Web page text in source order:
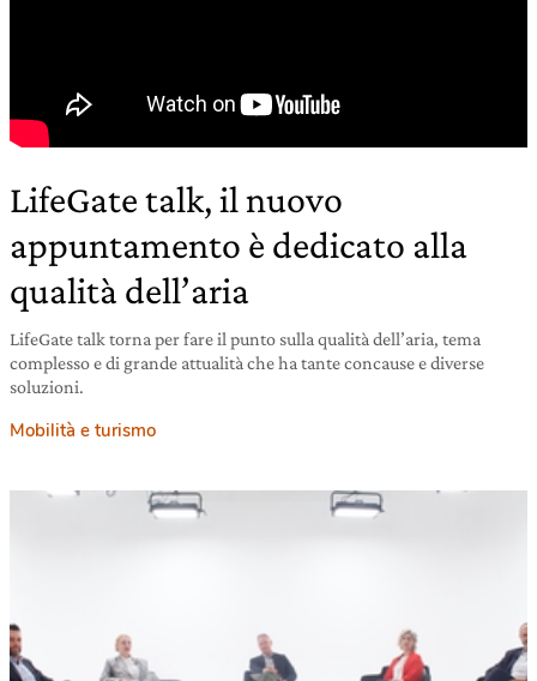
LifeGate talk, il nuovo
appuntamento è dedicato alla
qualità dell’aria
LifeGate talk torna per fare il punto sulla qualità dell’aria, tema
complesso e di grande attualità che ha tante concause e diverse
soluzioni.
Mobilità e turismo